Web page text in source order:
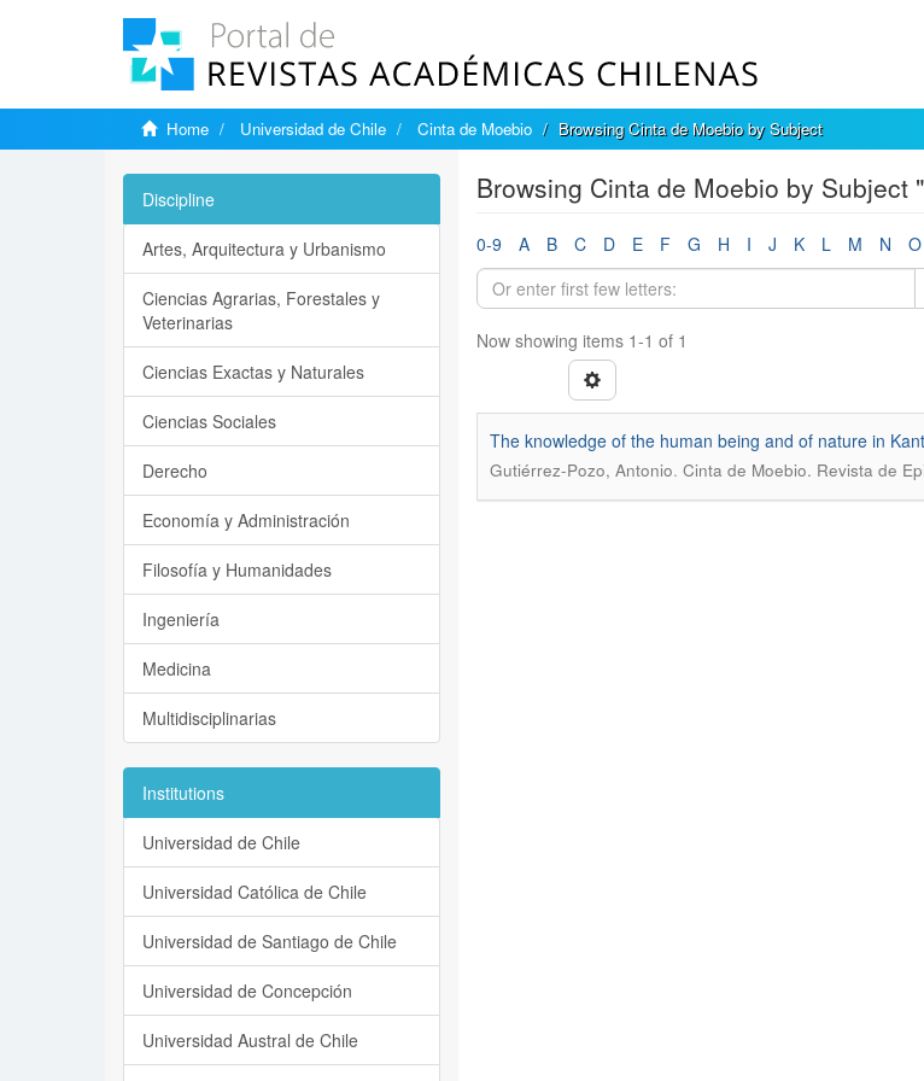
Home Universidad de Chile Cinta de Moebio Browsing Cinta de Moebio by Subject
Browsing Cinta de Moebio by Subject
0-9 A B C D E F G H I J K L M N O
Now showing items 1-1 of 1
The knowledge of the human being and of nature in
Gutiérrez-Pozo, Antonio. Cinta de Moebio. Revista de
Discipline
Artes, Arquitectura y Urbanismo
Ciencias Agrarias, Forestales y
Veterinarias
Ciencias Exactas y Naturales
Ciencias Sociales
Derecho
Economía y Administración
Filosofía y Humanidades
Ingeniería
Medicina
Multidisciplinarias
Institutions
Universidad de Chile
Universidad Católica de Chile
Universidad de Santiago de Chile
Universidad de Concepción
Universidad Austral de Chile